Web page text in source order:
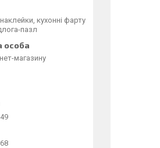
кухонні фарту
пазл
магазину